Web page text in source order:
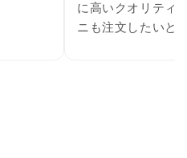
に高いクオリティ
ニも注文したいと